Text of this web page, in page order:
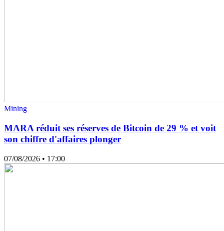
Mining
MARA réduit ses réserves de Bitcoin de 29 % et voit
son chiffre d'affaires plonger
07/08/2026 • 17:00